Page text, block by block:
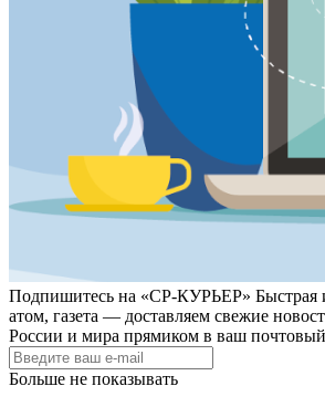
Подпишитесь на «СР-КУРЬЕР» Быстрая
атом, газета — доставляем свежие
России и мира прямиком в ваш
Больше не показывать